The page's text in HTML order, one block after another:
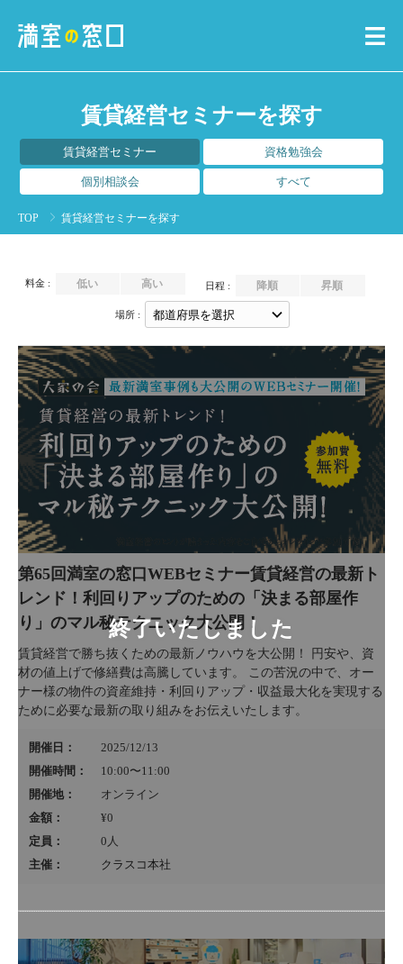
賃貸経営セミナーを探す
賃貸経営セミナー 資格勉強会
個別相談会 すべて
TOP 賃貸経営セミナーを探す
料金 : 低い 高い 日程 : 降順 昇順
場所 :
第65回満室の窓口WEBセミナー賃貸経営の最新ト
レンド！利回りアップのための「決まる部屋作
り」のマル秘テクニック大公開！
賃貸経営で勝ち抜くための最新ノウハウを大公開！ 円安や、資
材の値上げで修繕費は高騰しています。 この苦況の中で、オー
ナー様の物件の資産維持・利回りアップ・収益最大化を実現する
ために必要な最新の取り組みをお伝えいたします。
開催日：
2025/12/13
開催時間：
10:00〜11:00
開催地：
オンライン
金額：
¥0
定員：
0 人
主催：
クラスコ本社